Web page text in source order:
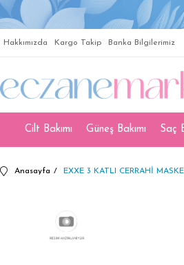
Hakkımızda Kargo Takip Banka Bilgilerimiz
Cilt Bakımı Güneş Bakımı Saç
Anasayfa EXXE 3 KATLI CERRAHİ